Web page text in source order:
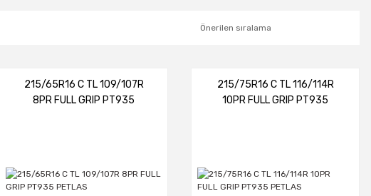
215/65R16 C TL 109/107R
8PR FULL GRIP PT935
215/75R16 C TL 116/114R
10PR FULL GRIP PT935